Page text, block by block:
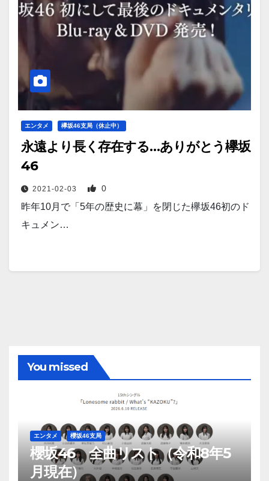
エンタメ 欅坂46支局（休止中）
永遠より長く存在する…ありがとう欅坂
46
2021-02-03 0
昨年10月で「5年の歴史に幕」を閉じた欅坂46初のド
キュメン…
You missed
エンタメ 櫻坂46支局
櫻坂46 全曲リスト（令和8年5
月現在）